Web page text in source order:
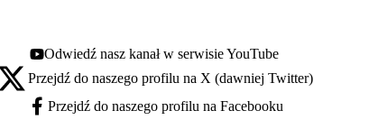
Youtube - otwiera się w nowej karcie
Odwiedź nasz kanał w serwisie YouTube
X - otwiera się w nowej karcie
Przejdź do naszego profilu na X (dawniej Twitter)
Facebook - otwiera się w nowej karcie
Przejdź do naszego profilu na Facebooku